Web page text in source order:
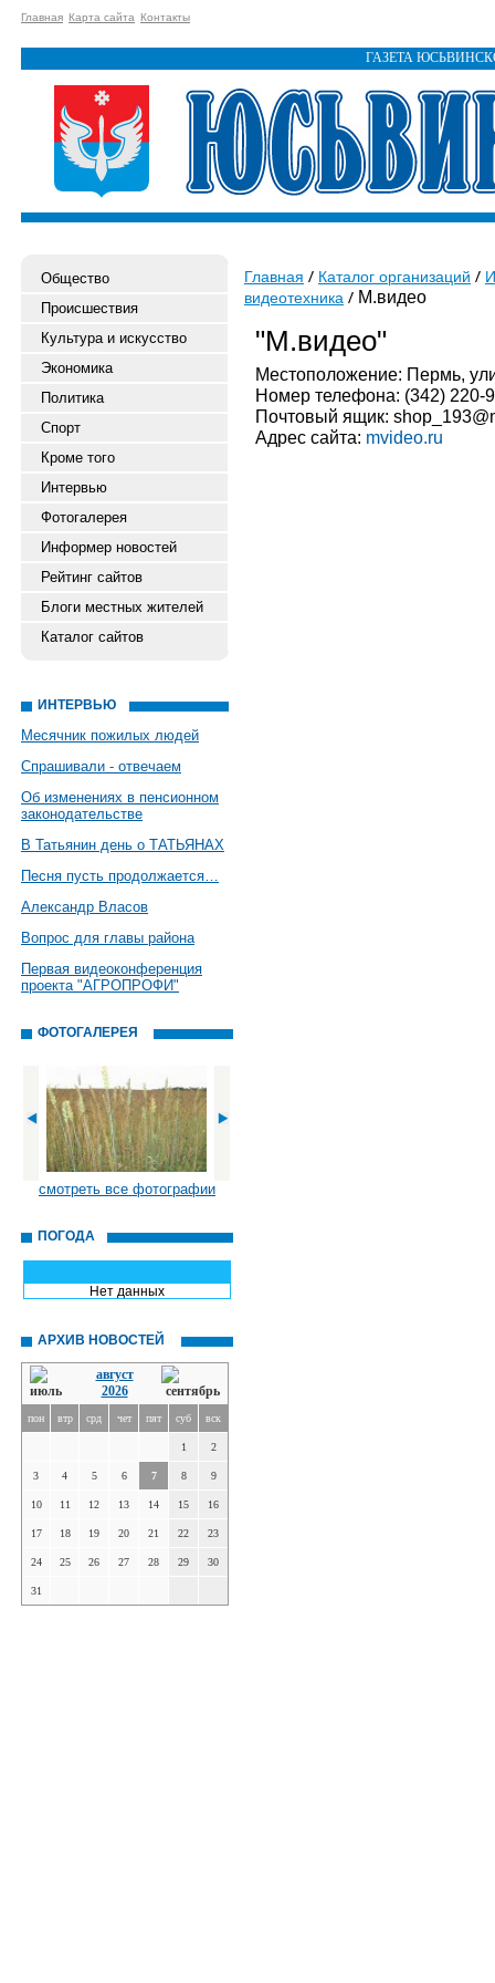
Главная Карта сайта Контакты
ГАЗЕТА
Общество
Происшествия
Культура и искусство
Экономика
Политика
Спорт
Кроме того
Интервью
Фотогалерея
Информер новостей
Рейтинг сайтов
Блоги местных жителей
Каталог сайтов
ИНТЕРВЬЮ
Месячник пожилых людей
Спрашивали - отвечаем
Об изменениях в пенсионном
законодательстве
В Татьянин день о ТАТЬЯНАХ
Песня пусть продолжается…
Александр Власов
Вопрос для главы района
Первая видеоконференция
проекта "АГРОПРОФИ"
ФОТОГАЛЕРЕЯ
смотреть все фотографии
ПОГОДА
Нет данных
АРХИВ НОВОСТЕЙ
август
2026
пон втр срд чет пят суб вск
1 2
3 4 5 6 7 8 9
10 11 12 13 14 15 16
17 18 19 20 21 22 23
24 25 26 27 28 29 30
31
Главная Каталог организаций
видеотехника
М.видео
"М.видео"
Местоположение: Пермь,
Номер телефона: (342) 220-
Почтовый ящик:
Адрес сайта: mvideo.ru